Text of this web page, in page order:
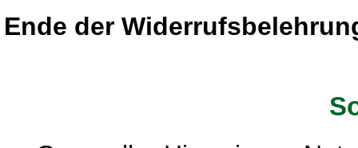
Ende der